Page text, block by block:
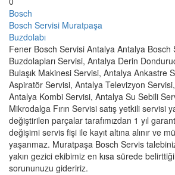
Bosch
Bosch Servisi Muratpaşa
Buzdolabı
Fener Bosch Servisi Antalya Antalya Bosch
Buzdolapları Servisi, Antalya Derin
Bulaşık Makinesi Servisi, Antalya Ankastre
Aspiratör Servisi, Antalya Televizyon Servisi,
Antalya Kombi Servisi, Antalya Su Sebili
Mikrodalga Fırın Servisi satış yetkili servisi
değiştirilen parçalar tarafımızdan 1 yıl
değişimi servis fişi ile kayıt altına alınır ve
yaşanmaz. Muratpaşa Bosch Servis
yakın gezici ekibimiz en kısa sürede
sorununuzu gideririz.